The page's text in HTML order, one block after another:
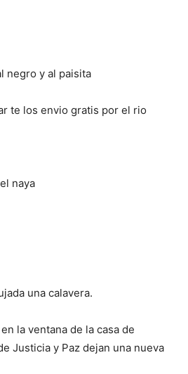
negro y al paisita
te los envio gratis por el rio
naya
una calavera.
en la ventana de la casa de
Justicia y Paz dejan una nueva